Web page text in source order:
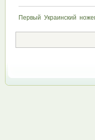
Первый  Украинский